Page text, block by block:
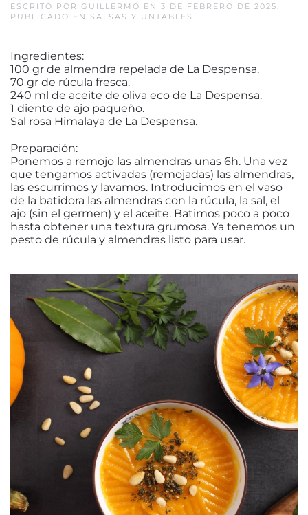
ESCRITO POR GUILLERMO EN 3 DE FEBRERO DE 2025 .
PUBLICADO EN SALSAS Y UNTABLES .
Ingredientes:
100 gr de almendra repelada de La Despensa.
70 gr de rúcula fresca.
240 ml de aceite de oliva eco de La Despensa.
1 diente de ajo paqueño.
Sal rosa Himalaya de La Despensa.
Preparación:
Ponemos a remojo las almendras unas 6h. Una vez
que tengamos activadas (remojadas) las almendras,
las escurrimos y lavamos. Introducimos en el vaso
de la batidora las almendras con la rúcula, la sal, el
ajo (sin el germen) y el aceite. Batimos poco a poco
hasta obtener una textura grumosa. Ya tenemos un
pesto de rúcula y almendras listo para usar.